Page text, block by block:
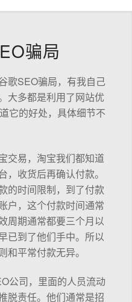
骗局
歌SEO骗局，有我自己
大多都是利用了网站优
它的好处，具体细节不
交易，淘宝我们都知道
，收货后再确认付款。
的时间限制，到了付款
户，这个付款时间通常
周期通常都要三个月以
已到了他们手中。所以
和平常付款无异。
公司，里面的人员流动
脱责任。他们通常是招